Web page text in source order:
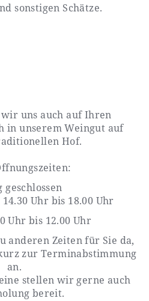
sonstigen Schätze.
uns auch auf Ihren
in unserem Weingut auf
Hof.
geschlossen
Uhr bis 18.00 Uhr
Uhr bis 12.00 Uhr
anderen Zeiten für Sie da,
zur Terminabstimmung
an.
stellen wir gerne auch
bereit.